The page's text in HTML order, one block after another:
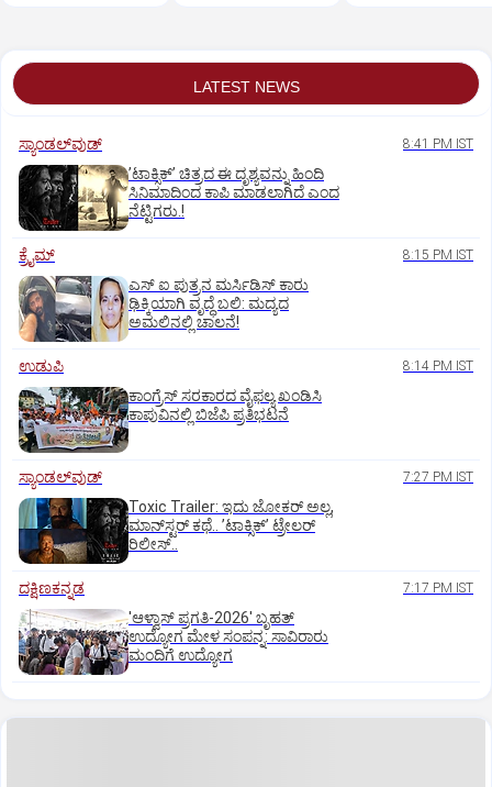
LATEST NEWS
ಸ್ಯಾಂಡಲ್‌ವುಡ್‌ 8:41 PM IST
ʼಟಾಕ್ಸಿಕ್‌ʼ ಚಿತ್ರದ ಈ ದೃಶ್ಯವನ್ನು ಹಿಂದಿ
ಸಿನಿಮಾದಿಂದ ಕಾಪಿ ಮಾಡಲಾಗಿದೆ ಎಂದ
ನೆಟ್ಟಿಗರು.!
ಕ್ರೈಮ್ 8:15 PM IST
ಎಸ್ ಐ ಪುತ್ರನ ಮರ್ಸಿಡಿಸ್‌ ಕಾರು
ಢಿಕ್ಕಿಯಾಗಿ ವೃದ್ಧೆ ಬಲಿ: ಮದ್ಯದ
ಅಮಲಿನಲ್ಲಿ ಚಾಲನೆ!
ಉಡುಪಿ 8:14 PM IST
ಕಾಂಗ್ರೆಸ್ ಸರಕಾರದ ವೈಫಲ್ಯ ಖಂಡಿಸಿ
ಕಾಪುವಿನಲ್ಲಿ ಬಿಜೆಪಿ ಪ್ರತಿಭಟನೆ
ಸ್ಯಾಂಡಲ್‌ವುಡ್‌ 7:27 PM IST
Toxic Trailer: ಇದು ಜೋಕರ್‌ ಅಲ್ಲ,
ಮಾನ್‌ಸ್ಟರ್‌ ಕಥೆ.. ʼಟಾಕ್ಸಿಕ್‌ʼ ಟ್ರೇಲರ್‌
ರಿಲೀಸ್..
ದಕ್ಷಿಣಕನ್ನಡ 7:17 PM IST
'ಆಳ್ವಾಸ್‌ ಪ್ರಗತಿ-2026' ಬೃಹತ್
ಉದ್ಯೋಗ ಮೇಳ ಸಂಪನ್ನ: ಸಾವಿರಾರು
ಮಂದಿಗೆ ಉದ್ಯೋಗ